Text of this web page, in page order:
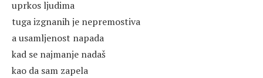
uprkos ljudima
tuga izgnanih je nepremostiva
a usamljenost napada
kad se najmanje nadaš
kao da sam zapela